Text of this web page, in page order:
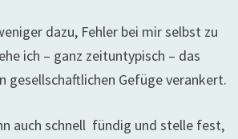
dazu, Fehler bei mir selbst zu
ich – ganz zeituntypisch – das
gesellschaftlichen Gefüge verankert.
auch schnell fündig und stelle fest,